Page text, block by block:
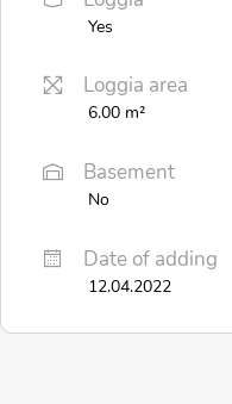
Yes
Loggia area
6.00 m²
Basement
No
Date of adding
12.04.2022